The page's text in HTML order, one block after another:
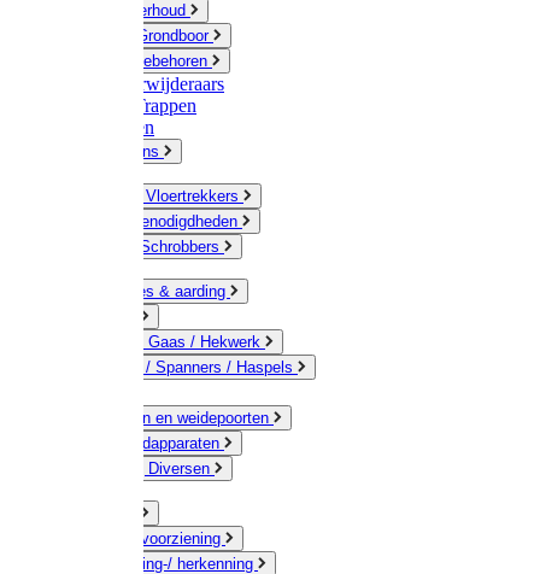
Gazononderhoud
Hamers / Grondboor
Sledes / toebehoren
Onkruidverwijderaars
Ladders / Trappen
Werkbanken
Betonmolens
Bezems & Vloertrekkers
Schildersbenodigdheden
Borstels / Schrobbers
Accessoires & aarding
Geleiders / Gaas / Hekwerk
Verbinders / Spanners / Haspels
Doorgangen en weidepoorten
Schrikdraadapparaten
Afrastering Diversen
Drinkwatervoorziening
Veemarkering-/ herkenning